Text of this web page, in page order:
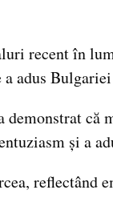
recent în
a adus
că
și a
reflectând